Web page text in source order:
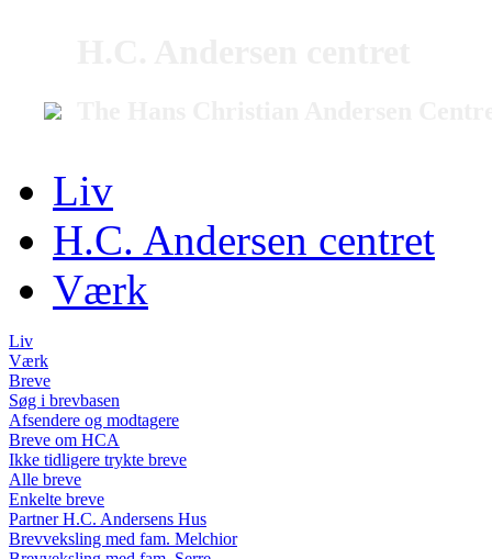
Liv
H.C. Andersen centret
Værk
Liv
Værk
Breve
Søg i brevbasen
Afsendere og modtagere
Breve om HCA
Ikke tidligere trykte breve
Alle breve
Enkelte breve
Partner H.C. Andersens Hus
Brevveksling med fam. Melchior